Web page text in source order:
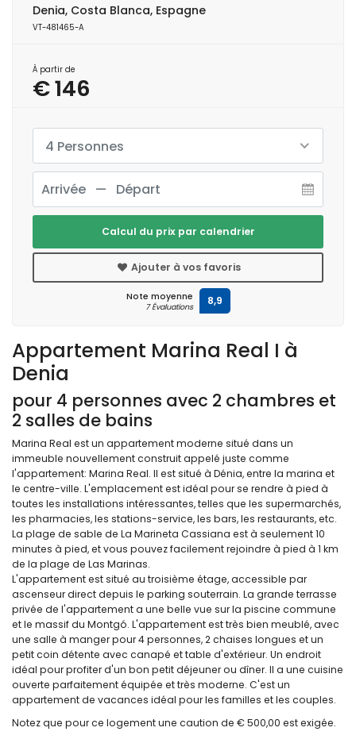
Appartement Marina Real I à
Denia
pour 4 personnes avec 2 chambres et
2 salles de bains
Marina Real est un appartement moderne situé dans un
immeuble nouvellement construit appelé juste comme
l'appartement: Marina Real. Il est situé à Dénia, entre la marina et
le centre-ville. L'emplacement est idéal pour se rendre à pied à
toutes les installations intéressantes, telles que les supermarchés,
les pharmacies, les stations-service, les bars, les restaurants, etc.
La plage de sable de La Marineta Cassiana est à seulement 10
minutes à pied, et vous pouvez facilement rejoindre à pied à 1 km
de la plage de Las Marinas.
L'appartement est situé au troisième étage, accessible par
ascenseur direct depuis le parking souterrain. La grande terrasse
privée de l'appartement a une belle vue sur la piscine commune
et le massif du Montgó. L'appartement est très bien meublé, avec
une salle à manger pour 4 personnes, 2 chaises longues et un
petit coin détente avec canapé et table d'extérieur. Un endroit
idéal pour profiter d'un bon petit déjeuner ou dîner. Il a une cuisine
ouverte parfaitement équipée et très moderne. C'est un
appartement de vacances idéal pour les familles et les couples.
Notez que pour ce logement une caution de € 500,00 est exigée.
Denia, Costa Blanca, Espagne
VT-481465-A
À partir de
€ 146
4 Personnes
Calcul du prix par calendrier
Ajouter à vos favoris
Note moyenne
7 Évaluations 8,9